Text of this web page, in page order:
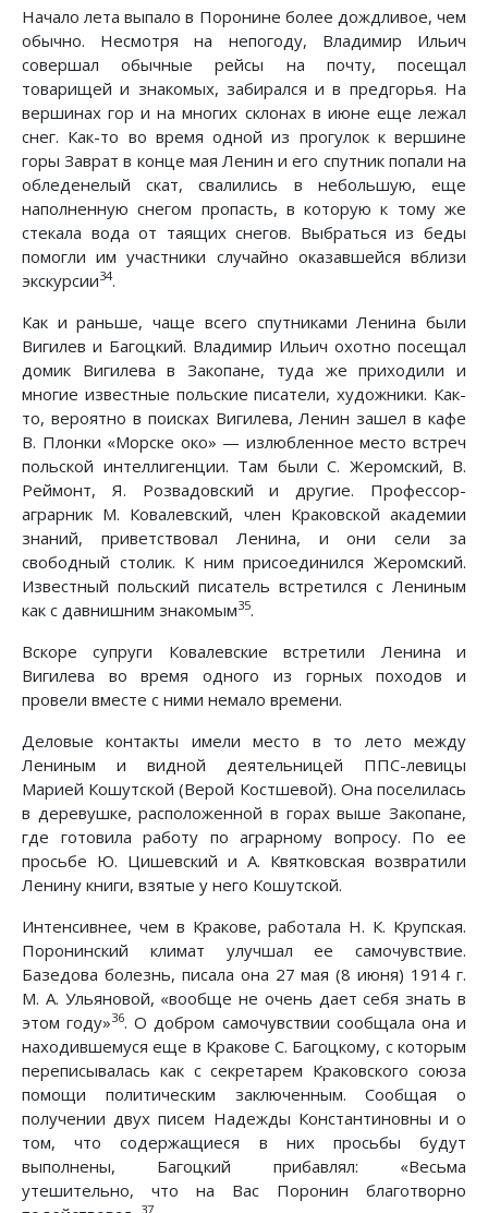
Начало лета выпало в Поронине более дождливое, чем
обычно. Несмотря на непогоду, Владимир Ильич
совершал обычные рейсы на почту, посещал
товарищей и знакомых, забирался и в предгорья. На
вершинах гор и на многих склонах в июне еще лежал
снег. Как-то во время одной из прогулок к вершине
горы Заврат в конце мая Ленин и его спутник попали на
обледенелый скат, свалились в небольшую, еще
наполненную снегом пропасть, в которую к тому же
стекала вода от таящих снегов. Выбраться из беды
помогли им участники случайно оказавшейся вблизи
экскурсии34.
Как и раньше, чаще всего спутниками Ленина были
Вигилев и Багоцкий. Владимир Ильич охотно посещал
домик Вигилева в Закопане, туда же приходили и
многие известные польские писатели, художники. Как-
то, вероятно в поисках Вигилева, Ленин зашел в кафе
В. Плонки «Морске око» — излюбленное место встреч
польской интеллигенции. Там были С. Жеромский, В.
Реймонт, Я. Розвадовский и другие. Профессор-
аграрник М. Ковалевский, член Краковской академии
знаний, приветствовал Ленина, и они сели за
свободный столик. К ним присоединился Жеромский.
Известный польский писатель встретился с Лениным
как с давнишним знакомым35.
Вскоре супруги Ковалевские встретили Ленина и
Вигилева во время одного из горных походов и
провели вместе с ними немало времени.
Деловые контакты имели место в то лето между
Лениным и видной деятельницей ППС-левицы
Марией Кошутской (Верой Костшевой). Она поселилась
в деревушке, расположенной в горах выше Закопане,
где готовила работу по аграрному вопросу. По ее
просьбе Ю. Цишевский и А. Квятковская возвратили
Ленину книги, взятые у него Кошутской.
Интенсивнее, чем в Кракове, работала Н. К. Крупская.
Поронинский климат улучшал ее самочувствие.
Базедова болезнь, писала она 27 мая (8 июня) 1914 г.
М. А. Ульяновой, «вообще не очень дает себя знать в
этом году»36. О добром самочувствии сообщала она и
находившемуся еще в Кракове С. Багоцкому, с которым
переписывалась как с секретарем Краковского союза
помощи политическим заключенным. Сообщая о
получении двух писем Надежды Константиновны и о
том, что содержащиеся в них просьбы будут
выполнены, Багоцкий прибавлял: «Весьма
утешительно, что на Вас Поронин благотворно
37